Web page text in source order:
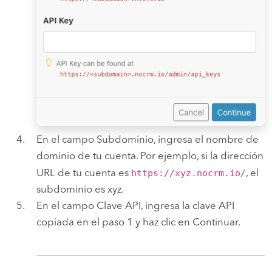
En el campo Subdominio, ingresa el nombre de
dominio de tu cuenta. Por ejemplo, si la dirección
URL de tu cuenta es https://xyz.nocrm.io/, el
subdominio es xyz.
En el campo Clave API, ingresa la clave API
copiada en el paso 1 y haz clic en Continuar.